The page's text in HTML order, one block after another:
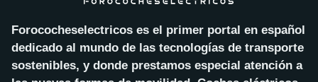
Forococheselectricos es el primer portal en español
dedicado al mundo de las tecnologías de transporte
sostenibles, y donde prestamos especial atención a